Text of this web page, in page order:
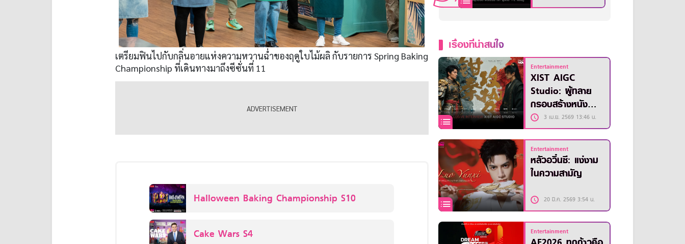
เตรียมฟินไปกับกลิ่นอายแห่งความหวานฉ่ำของฤดูใบไม้ผลิ กับรายการ Spring Baking
Championship ที่เดินทางมาถึงซีซั่นที่ 11
Halloween Baking Championship S10
Cake Wars S4
เรื่องที่น่าสนใจ
Entertainment
XIST AIGC
Studio: ผู้ทลาย
กรอบสร้างหนัง
ด้วยขุมพลังของ AI
3 เม.ย. 2569 13:46 น.
Entertainment
หลัวอวิ๋นซี: แง่งาม
ในความสามัญ
20 มี.ค. 2569 3:54 น.
Entertainment